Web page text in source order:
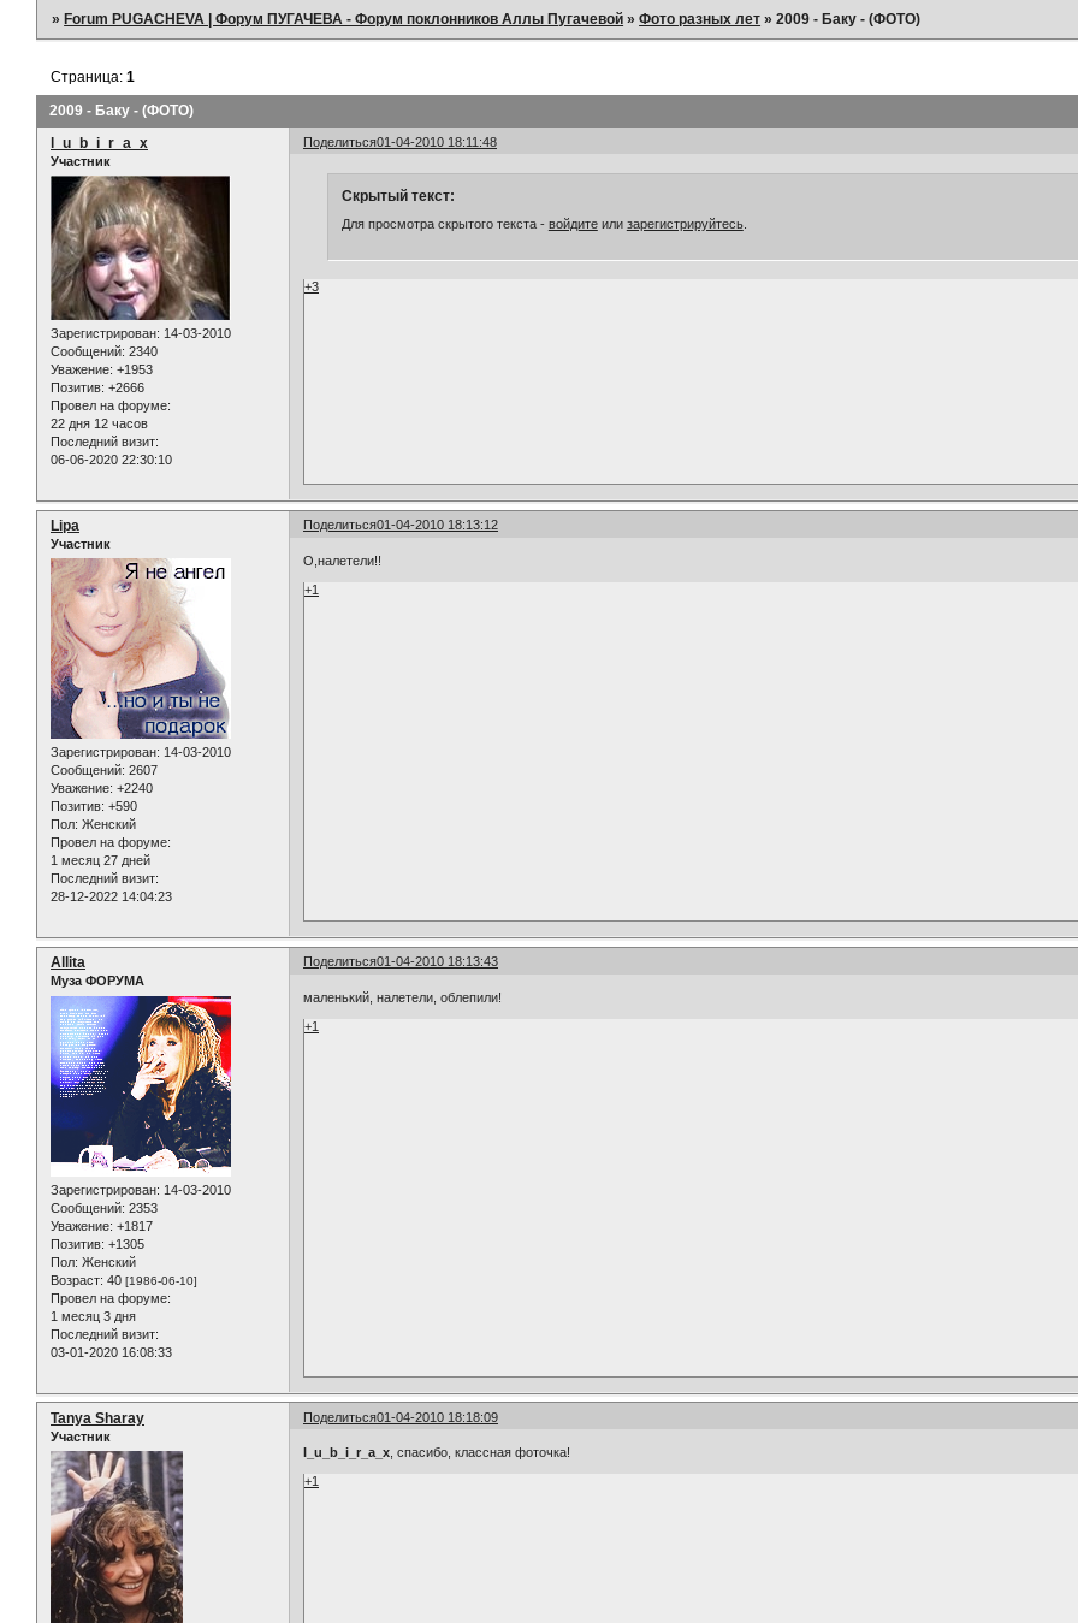
»Forum PUGACHEVA | Форум ПУГАЧЕВА - Форум поклонников Аллы Пугачевой »Фото разных лет »2009 - Баку - (ФОТО)
2009 - Баку - (ФОТО)
Страница:1
Поделиться01-04-2010 18:11:48
l_u_b_i_r_a_x
Участник
Зарегистрирован: 14-03-2010
Сообщений: 2340
Уважение: +1953
Позитив: +2666
Провел на форуме:
22 дня 12 часов
Последний визит:
06-06-2020 22:30:10
Скрытый текст:
Для просмотра скрытого текста - войдитеили зарегистрируйтесь.
+3
Поделиться01-04-2010 18:13:12
Lipa
Участник
Зарегистрирован: 14-03-2010
Сообщений: 2607
Уважение: +2240
Позитив: +590
Пол: Женский
Провел на форуме:
1 месяц 27 дней
Последний визит:
28-12-2022 14:04:23
О,налетели!!
+1
Поделиться01-04-2010 18:13:43
Allita
Муза ФОРУМА
Зарегистрирован: 14-03-2010
Сообщений: 2353
Уважение: +1817
Позитив: +1305
Пол: Женский
Возраст: 40 [1986-06-10]
Провел на форуме:
1 месяц 3 дня
Последний визит:
03-01-2020 16:08:33
маленький, налетели, облепили!
+1
Поделиться01-04-2010 18:18:09
Tanya Sharay
Участник
l_u_b_i_r_a_x , спасибо, классная фоточка!
+1